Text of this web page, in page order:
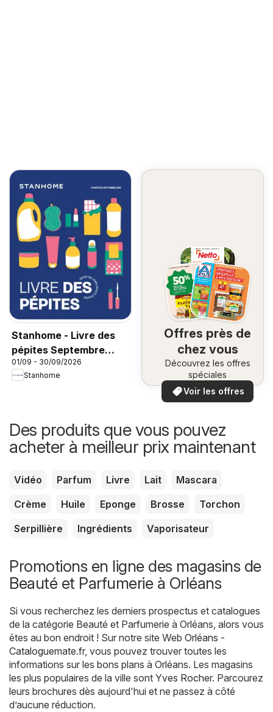
Stanhome - Livre des
pépites Septembre
2026
01/09 - 30/09/2026
Stanhome
Offres près de
chez vous
Découvrez les offres
spéciales
Voir les offres
Des produits que vous pouvez
acheter à meilleur prix maintenant
Vidéo Parfum Livre Lait
Mascara
Crème
Huile Eponge Brosse
Torchon
Serpillière
Ingrédients Vaporisateur
Promotions en ligne des magasins de
Beauté et Parfumerie à Orléans
Si vous recherchez les derniers prospectus et catalogues
de la catégorie Beauté et Parfumerie à Orléans, alors vous
êtes au bon endroit ! Sur notre site Web Orléans -
Cataloguemate.fr, vous pouvez trouver toutes les
informations sur les bons plans à Orléans. Les magasins
les plus populaires de la ville sont Yves Rocher. Parcourez
leurs brochures dès aujourd'hui et ne passez à côté
d’aucune réduction.